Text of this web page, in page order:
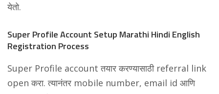
येतो.
Super Profile Account Setup Marathi Hindi English
Registration Process
Super Profile account तयार करण्यासाठी referral link
open करा. त्यानंतर mobile number, email id आणि